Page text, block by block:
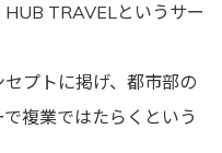
TRAVELというサー
セプトに掲げ、都市部の
複業ではたらくという